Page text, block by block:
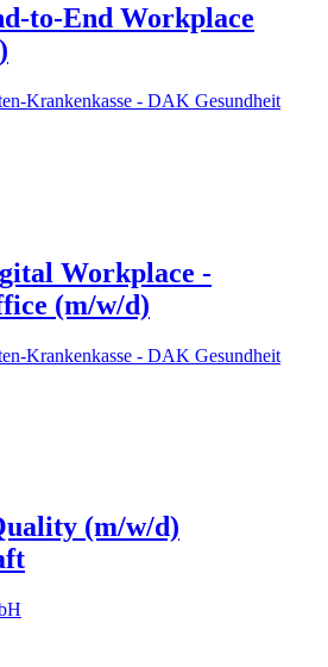
to-End Workplace
Krankenkasse - DAK Gesundheit
Workplace -
(m/w/d)
Krankenkasse - DAK Gesundheit
(m/w/d)